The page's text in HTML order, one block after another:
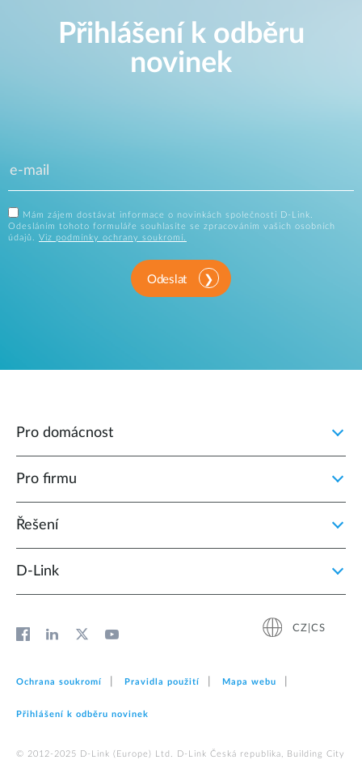
Přihlášení k odběru
novinek
Mám zájem dostávat informace o novinkách společnosti D-Link.
Odesláním tohoto formuláře souhlasíte se zpracováním vašich osobních
údajů. Viz podmínky ochrany soukromí.
Odeslat
Pro domácnost
Pro firmu
Řešení
D‑Link
CZ|CS
Ochrana soukromí Pravidla použití Mapa webu
Přihlášení k odběru novinek
© 2012‑2025 D‑Link (Europe) Ltd. D-Link Česká republika, Building City